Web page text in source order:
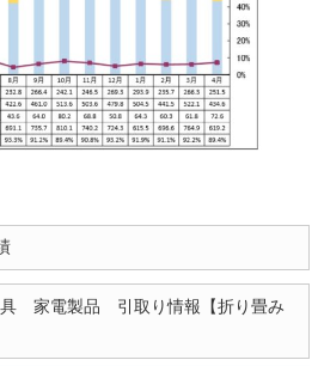
家電製品 引取り情報【折り畳み